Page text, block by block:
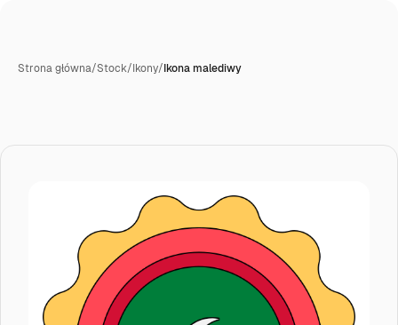
Strona główna/Stock/Ikony/Ikona malediwy